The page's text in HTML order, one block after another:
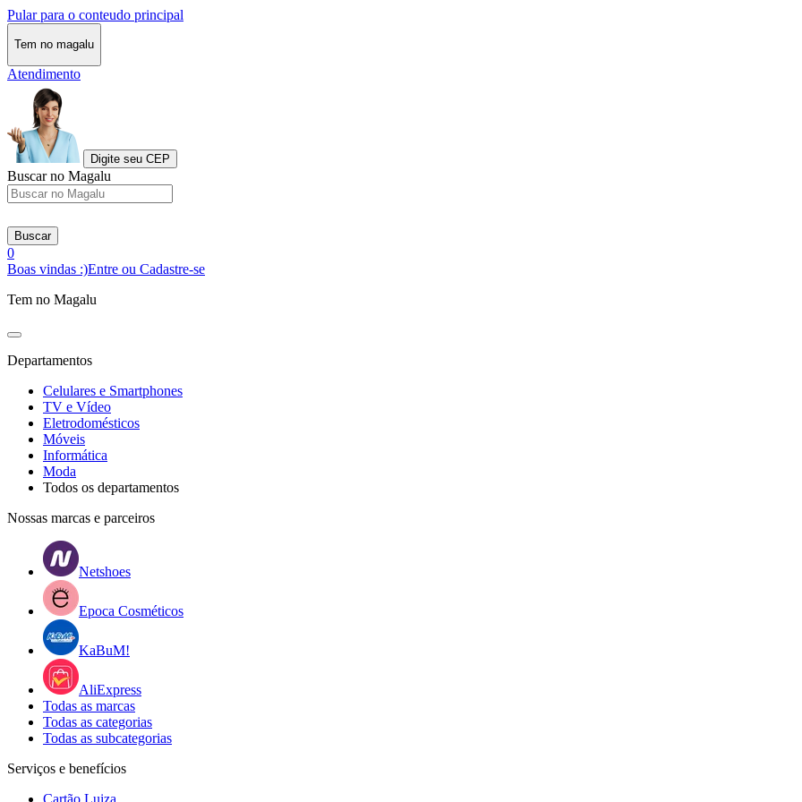
Pular para o conteudo principal
Tem no magalu
Atendimento
Digite seu CEP
Buscar no Magalu
Buscar
0
Boas vindas :)Entre ou Cadastre-se
Tem no Magalu
Departamentos
Celulares e Smartphones
TV e Vídeo
Eletrodomésticos
Móveis
Informática
Moda
Todos os departamentos
Nossas marcas e parceiros
Netshoes
Epoca Cosméticos
KaBuM!
AliExpress
Todas as marcas
Todas as categorias
Todas as subcategorias
Serviços e benefícios
Cartão Luiza